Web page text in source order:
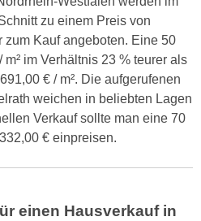
zu einem Preis von
zum Kauf angeboten. Eine 50
m² im Verhältnis 23 % teurer als
€ / m². Die aufgerufenen
weichen in beliebten Lagen
Verkauf sollte man eine 70
€ einpreisen.
einen Hausverkauf in